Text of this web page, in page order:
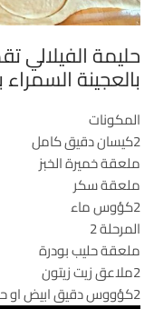
حليمة
بالعجينة
المكونات
2كيسان دقيق كامل
ملعقة خميرة الخبز
ملعقة سكر
2كؤوس ماء
المرحلة 2
ملعقة حليب بودرة
2ملاعق زيت زيتون
2كؤووس دقيق ابيض او حسب الحاجة